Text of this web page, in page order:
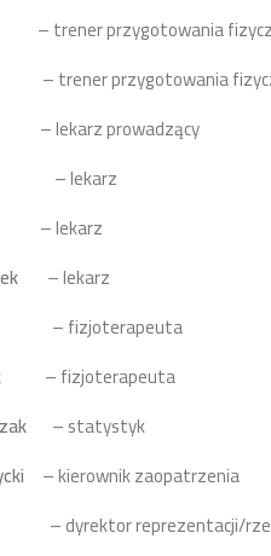
przygotowania
trener przygotowania
prowadzący
– lekarz
– lekarz
– lekarz
– fizjoterapeuta
– fizjoterapeuta
– statystyk
– kierownik zaopatrzenia
– dyrektor reprezentacji/